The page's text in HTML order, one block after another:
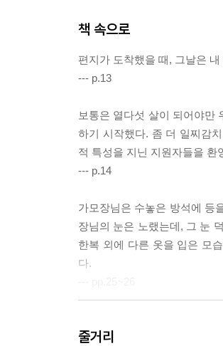
책 속으로
편지가 도착했을 때, 그날은
--- p.13
보통은 열다섯 살이 되어야만
하기 시작했다. 좀 더 일찌감
적 특성을 지닌 지원자들을 환
--- p.14
가모장님은 수놓은 방석에 등
장님의 눈은 노랬는데, 그 눈
한복 외에 다른 옷을 입은 모
다.
나는 그렇게 외치고 싶었다.
줄거리